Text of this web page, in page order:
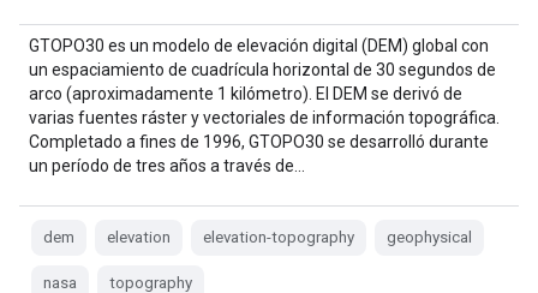
GTOPO30 es un modelo de elevación digital (DEM) global con
un espaciamiento de cuadrícula horizontal de 30 segundos de
arco (aproximadamente 1 kilómetro). El DEM se derivó de
varias fuentes ráster y vectoriales de información topográfica.
Completado a fines de 1996, GTOPO30 se desarrolló durante
un período de tres años a través de…
dem elevation elevation-topography geophysical
nasa topography